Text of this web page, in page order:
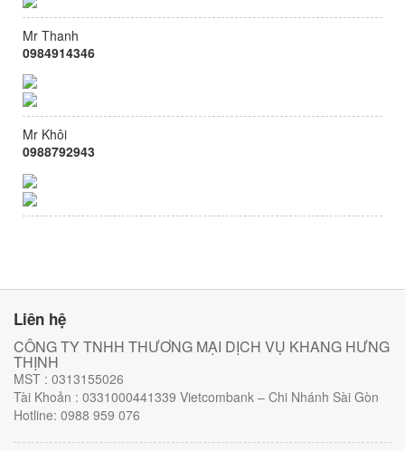
Mr Thanh
0984914346
Mr Khôi
0988792943
Liên hệ
CÔNG TY TNHH THƯƠNG MẠI DỊCH VỤ KHANG HƯNG
THỊNH
MST : 0313155026
Tài Khoản : 0331000441339 Vietcombank – Chi Nhánh Sài Gòn
Hotline: 0988 959 076